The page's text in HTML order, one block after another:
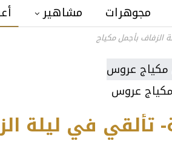
مجوهرات مشاهير
الزفاف بأجمل مكياج
مكياج عروس
تألقي في ليلة